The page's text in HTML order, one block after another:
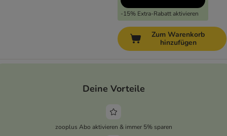
-15% Extra-Rabatt aktivieren
Zum Warenkorb
hinzufügen
Deine Vorteile
zooplus Abo aktivieren & immer 5% sparen